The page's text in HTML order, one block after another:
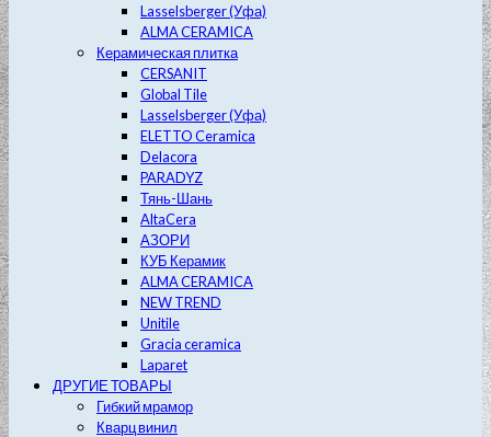
Lasselsberger (Уфа)
ALMA CERAMICA
Керамическая плитка
CERSANIT
Global Tile
Lasselsberger (Уфа)
ELETTO Ceramica
Delacora
PARADYZ
Тянь-Шань
AltaCera
АЗОРИ
КУБ Керамик
ALMA CERAMICA
NEW TREND
Unitile
Gracia ceramica
Laparet
ДРУГИЕ ТОВАРЫ
Гибкий мрамор
Кварц винил